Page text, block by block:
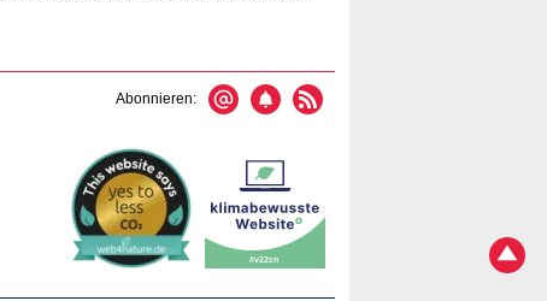
Abonnieren: